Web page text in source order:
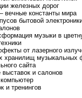
железных дорог
вечные константы мира
бытовой
музыки в
от лазерного
хранилищ музыкальных
сайта
и салонов
и тренингов